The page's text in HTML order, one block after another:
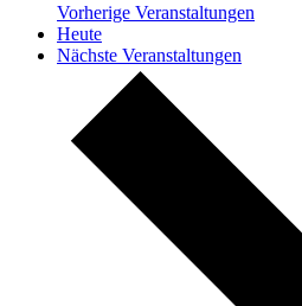
Vorherige Veranstaltungen
Heute
Nächste Veranstaltungen